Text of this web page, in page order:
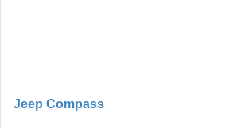
Jeep Compass